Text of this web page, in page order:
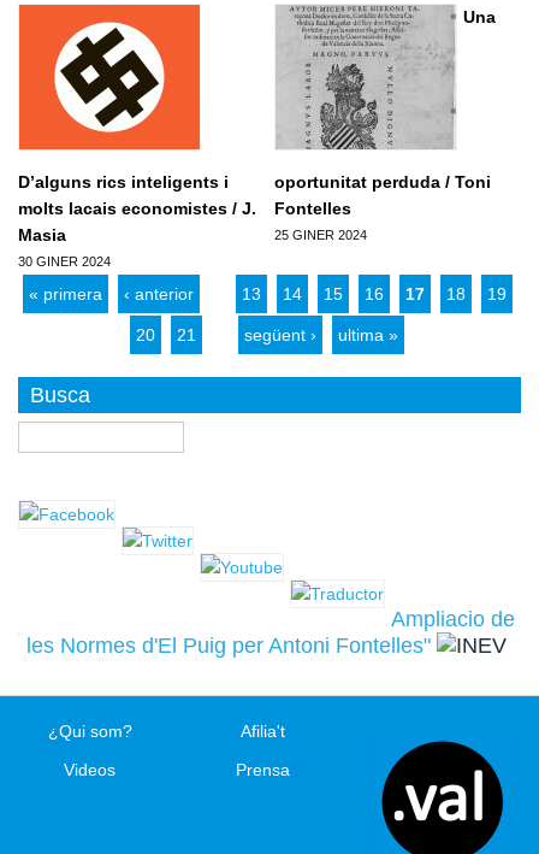
D’alguns rics inteligents i
molts lacais economistes / J.
Masia
30 GINER 2024
Una
oportunitat perduda / Toni
Fontelles
25 GINER 2024
Pagines
« primera ‹ anterior 13 14 15 16 17 18 19
20 21 següent › ultima »
Busca
Ampliacio de
les Normes d'El Puig per Antoni Fontelles"
¿Qui som?
Videos
Afilia't
Prensa